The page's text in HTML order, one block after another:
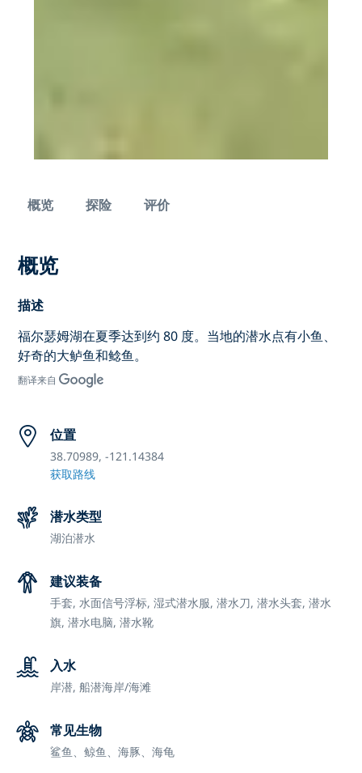
概览 探险 评价
概览
描述
福尔瑟姆湖在夏季达到约 80 度。当地的潜水点有小鱼、
好奇的大鲈鱼和鲶鱼。
翻译来自
位置
38.70989, -121.14384
获取路线
潜水类型
湖泊潜水
建议装备
手套, 水面信号浮标,湿式潜水服,潜水刀,潜水头套,潜水
旗,潜水电脑,潜水靴
入水
岸潜,船潜海岸/海滩
常见生物
鲨鱼、鲸鱼、海豚、海龟